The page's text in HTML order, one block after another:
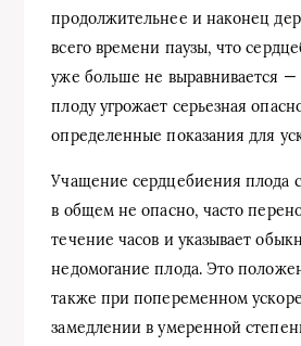
продолжительнее и наконец
всего времени паузы, что
уже больше не выравнивается —
плоду угрожает серьезная
определенные показания для
Учащение сердцебиения плода
в общем не опасно, часто
течение часов и указывает
недомогание плода. Это
также при попеременном
замедлении в умеренной